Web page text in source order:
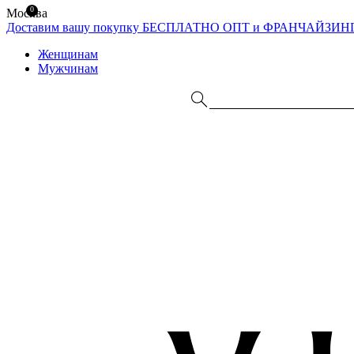
Москва
Доставим вашу покупку БЕСПЛАТНО ОПТ и
Женщинам
Мужчинам
0